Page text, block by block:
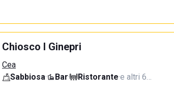
Chiosco I Ginepri
Cea
Sabbiosa· Bar· Ristorante·e altri 6…